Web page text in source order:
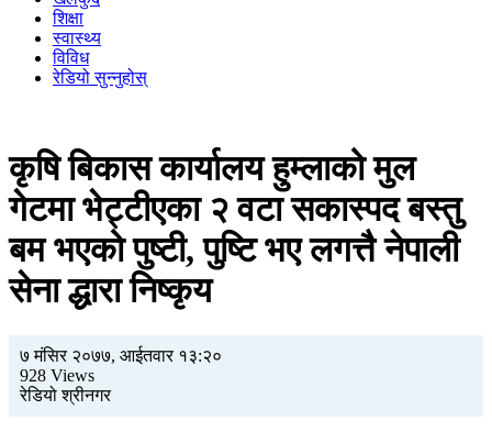
शिक्षा
स्वास्थ्य
विविध
रेडियो सुन्नुहोस्
कृषि बिकास कार्यालय हुम्लाको मुल
गेटमा भेट्टीएका २ वटा स‌कास्पद बस्तु
बम भएको पुष्टी, पुष्टि भए लगत्तै नेपाली
सेना द्धारा निष्कृय
७ मंसिर २०७७, आईतवार १३:२०
928 Views
रेडियो श्रीनगर